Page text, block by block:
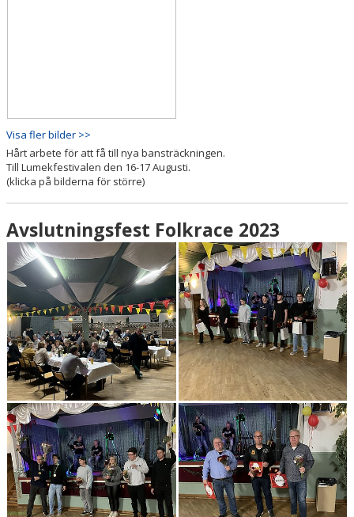
Visa fler bilder >>
Hårt arbete för att få till nya bansträckningen.
Till Lumekfestivalen den 16-17 Augusti.
(klicka på bilderna för större)
Avslutningsfest Folkrace 2023